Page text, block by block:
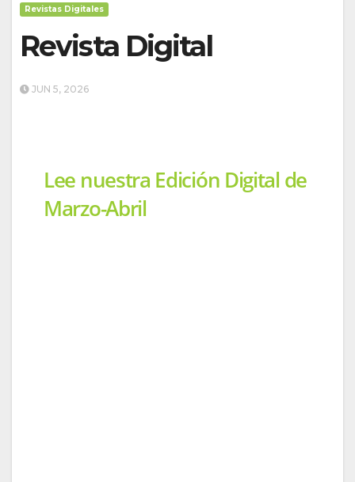
Revistas Digitales
Revista Digital
JUN 5, 2026
Lee nuestra Edición Digital de
Marzo-Abril